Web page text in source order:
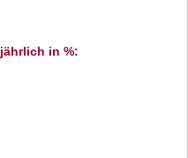
in %: